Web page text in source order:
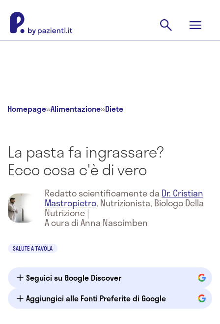
Homepage»Alimentazione»Diete
La pasta fa ingrassare?
Ecco cosa c'è di vero
Redatto scientificamente da Dr. Cristian
Mastropietro, Nutrizionista, Biologo Della
Nutrizione|
A cura di Anna Nascimben
SALUTE A TAVOLA
Seguici su Google Discover
Aggiungici alle Fonti Preferite di Google